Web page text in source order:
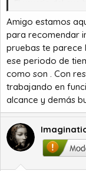
El usuario del que
dar sus hechos,
[emoji6]
Amigo estamos
para recomendar
pruebas te parece
ese periodo de
como son . Con
trabajando en
alcance y demás